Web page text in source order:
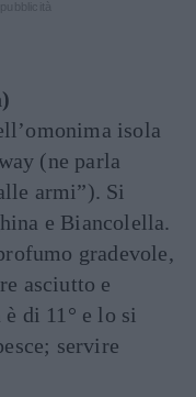
isola
(ne parla
armi”). Si
e Biancolella.
gradevole,
asciutto e
di 11° e lo si
servire